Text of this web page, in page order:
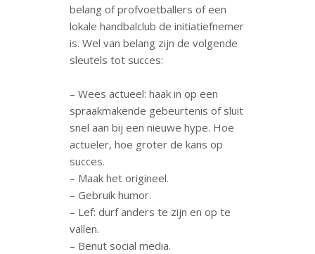
belang of profvoetballers of een
lokale handbalclub de initiatiefnemer
is. Wel van belang zijn de volgende
sleutels tot succes:
– Wees actueel: haak in op een
spraakmakende gebeurtenis of sluit
snel aan bij een nieuwe hype. Hoe
actueler, hoe groter de kans op
succes.
– Maak het origineel.
– Gebruik humor.
– Lef: durf anders te zijn en op te
vallen.
– Benut social media.